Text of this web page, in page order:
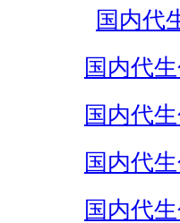
国内代
国内代
国内代
国内代
国内代